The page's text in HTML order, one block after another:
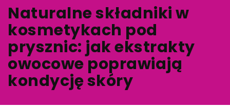
Naturalne składniki w
kosmetykach pod
prysznic: jak ekstrakty
owocowe poprawiają
kondycję skóry